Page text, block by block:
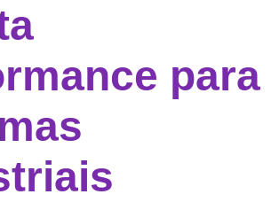
para